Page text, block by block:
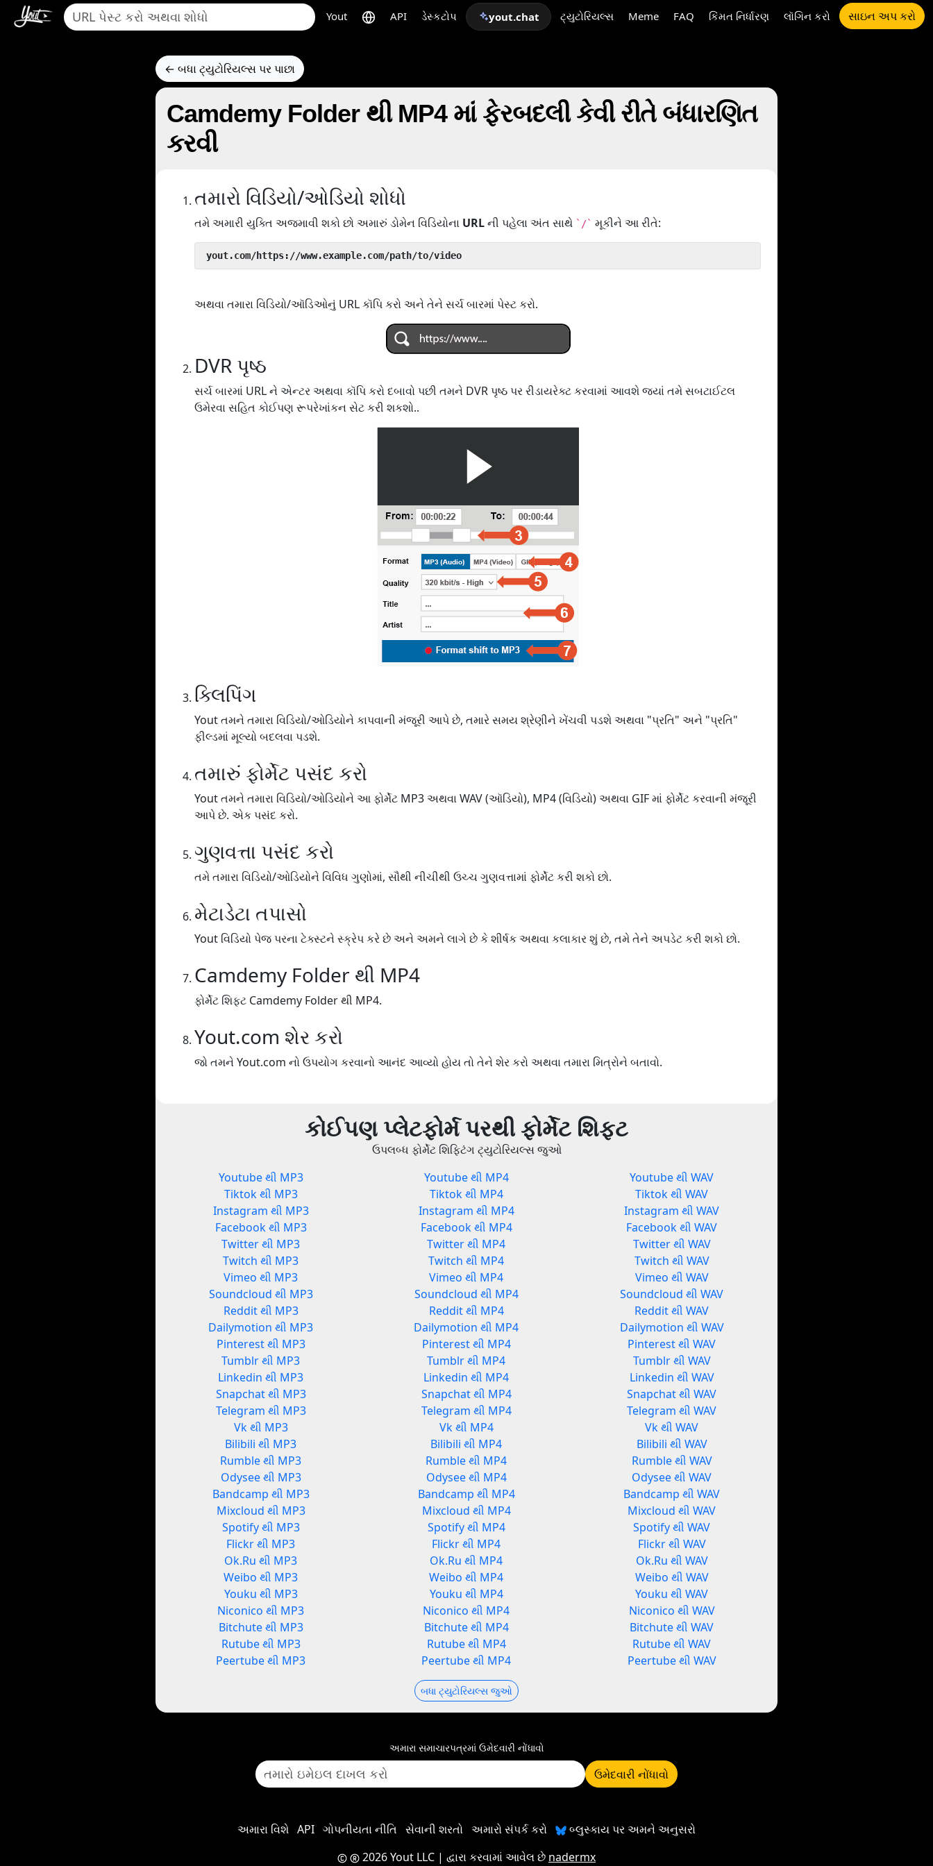
Yout API ડેસ્કટોપ yout.chat ટ્યુટોરિયલ્સ Meme FAQ કિંમત નિર્ધારણ લૉગિન કરો સાઇન અપ કરો
← બધા ટ્યુટોરિયલ્સ પર પાછા
Camdemy Folder થી MP4 માં ફેરબદલી કેવી રીતે બંધારણિત
કરવી
તમારો વિડિયો/ઓડિયો શોધો
તમે અમારી યુક્તિ અજમાવી શકો છો અમારું ડોમેન વિડિયોના URLની પહેલા અંત સાથે `/` મૂકીને આ રીતે:
yout.com/https://www.example.com/path/to/video
અથવા તમારા વિડિયો/ઑડિઓનું URL કૉપિ કરો અને તેને સર્ચ બારમાં પેસ્ટ કરો.
DVR પૃષ્ઠ
સર્ચ બારમાં URL ને એન્ટર અથવા કૉપિ કરો દબાવો પછી તમને DVR પૃષ્ઠ પર રીડાયરેક્ટ કરવામાં આવશે જ્યાં તમે સબટાઈટલ
ઉમેરવા સહિત કોઈપણ રૂપરેખાંકન સેટ કરી શકશો..
ક્લિપિંગ
Yout તમને તમારા વિડિયો/ઓડિયોને કાપવાની મંજૂરી આપે છે, તમારે સમય શ્રેણીને ખેંચવી પડશે અથવા "પ્રતિ" અને "પ્રતિ"
ફીલ્ડમાં મૂલ્યો બદલવા પડશે.
તમારું ફોર્મેટ પસંદ કરો
Yout તમને તમારા વિડિયો/ઓડિયોને આ ફોર્મેટ MP3 અથવા WAV (ઑડિયો), MP4 (વિડિયો) અથવા GIF માં ફોર્મેટ કરવાની મંજૂરી
આપે છે. એક પસંદ કરો.
ગુણવત્તા પસંદ કરો
તમે તમારા વિડિયો/ઓડિયોને વિવિધ ગુણોમાં, સૌથી નીચીથી ઉચ્ચ ગુણવત્તામાં ફોર્મેટ કરી શકો છો.
મેટાડેટા તપાસો
Yout વિડિયો પેજ પરના ટેક્સ્ટને સ્ક્રેપ કરે છે અને અમને લાગે છે કે શીર્ષક અથવા કલાકાર શું છે, તમે તેને અપડેટ કરી શકો છો.
Camdemy Folder થી MP4
ફોર્મેટ શિફ્ટ Camdemy Folder થી MP4.
Yout.com શેર કરો
જો તમને Yout.com નો ઉપયોગ કરવાનો આનંદ આવ્યો હોય તો તેને શેર કરો અથવા તમારા મિત્રોને બતાવો.
કોઈપણ પ્લેટફોર્મ પરથી ફોર્મેટ શિફ્ટ
ઉપલબ્ધ ફોર્મેટ શિફ્ટિંગ ટ્યુટોરિયલ્સ જુઓ
Youtube થી MP3
Tiktok થી MP3
Instagram થી MP3
Facebook થી MP3
Twitter થી MP3
Twitch થી MP3
Vimeo થી MP3
Soundcloud થી MP3
Reddit થી MP3
Dailymotion થી MP3
Pinterest થી MP3
Tumblr થી MP3
Linkedin થી MP3
Snapchat થી MP3
Telegram થી MP3
Vk થી MP3
Bilibili થી MP3
Rumble થી MP3
Odysee થી MP3
Bandcamp થી MP3
Mixcloud થી MP3
Spotify થી MP3
Flickr થી MP3
Ok.Ru થી MP3
Weibo થી MP3
Youku થી MP3
Niconico થી MP3
Bitchute થી MP3
Rutube થી MP3
Peertube થી MP3
Youtube થી MP4
Tiktok થી MP4
Instagram થી MP4
Facebook થી MP4
Twitter થી MP4
Twitch થી MP4
Vimeo થી MP4
Soundcloud થી MP4
Reddit થી MP4
Dailymotion થી MP4
Pinterest થી MP4
Tumblr થી MP4
Linkedin થી MP4
Snapchat થી MP4
Telegram થી MP4
Vk થી MP4
Bilibili થી MP4
Rumble થી MP4
Odysee થી MP4
Bandcamp થી MP4
Mixcloud થી MP4
Spotify થી MP4
Flickr થી MP4
Ok.Ru થી MP4
Weibo થી MP4
Youku થી MP4
Niconico થી MP4
Bitchute થી MP4
Rutube થી MP4
Peertube થી MP4
Youtube થી WAV
Tiktok થી WAV
Instagram થી WAV
Facebook થી WAV
Twitter થી WAV
Twitch થી WAV
Vimeo થી WAV
Soundcloud થી WAV
Reddit થી WAV
Dailymotion થી WAV
Pinterest થી WAV
Tumblr થી WAV
Linkedin થી WAV
Snapchat થી WAV
Telegram થી WAV
Vk થી WAV
Bilibili થી WAV
Rumble થી WAV
Odysee થી WAV
Bandcamp થી WAV
Mixcloud થી WAV
Spotify થી WAV
Flickr થી WAV
Ok.Ru થી WAV
Weibo થી WAV
Youku થી WAV
Niconico થી WAV
Bitchute થી WAV
Rutube થી WAV
Peertube થી WAV
બધા ટ્યુટોરિયલ્સ જુઓ
અમારા સમાચારપત્રમાં ઉમેદવારી નોંધાવો
ઉમેદવારી નોંધાવો
અમારા વિશે API ગોપનીયતા નીતિ સેવાની શરતો અમારો સંપર્ક કરો
બ્લુસ્કાય પર અમને અનુસરો
2026 Yout LLC | દ્વારા કરવામાં આવેલ છે nadermx